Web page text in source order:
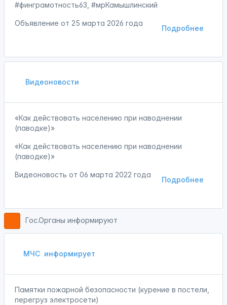
#финграмотность63, #мрКамышлинский
Подробнее
Объявление от 25 марта 2026 года
Видеоновости
«Как действовать населению при наводнении
(паводке)»
«Как действовать населению при наводнении
(паводке)»
Подробнее
Видеоновость от 06 марта 2022 года
Гос.Органы информируют
МЧС информирует
Памятки пожарной безопасности (курение в постели,
перегруз электросети)